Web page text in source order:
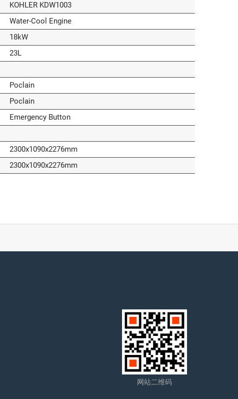
KOHLER KDW1003
Water-Cool Engine
18kW
23L
Poclain
Poclain
Emergency Button
2300x1090x2276mm
2300x1090x2276mm
网站二维码